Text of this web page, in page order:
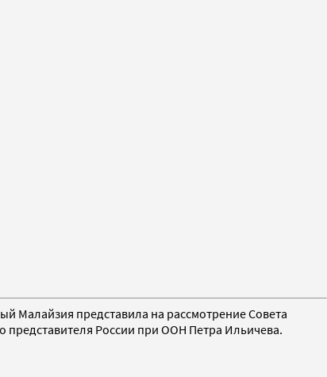
Малайзия представила на рассмотрение Совета
представителя России при ООН Петра Ильичева.